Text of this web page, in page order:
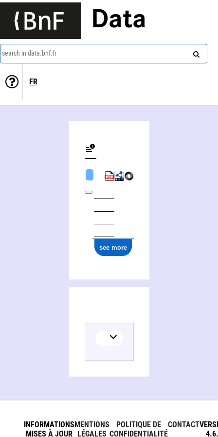
Data
search in data.bnf.fr
FR
see more
INFORMATIONS
MISES À JOUR
MENTIONS
LÉGALES
POLITIQUE DE
CONFIDENTIALITÉ
CONTACT